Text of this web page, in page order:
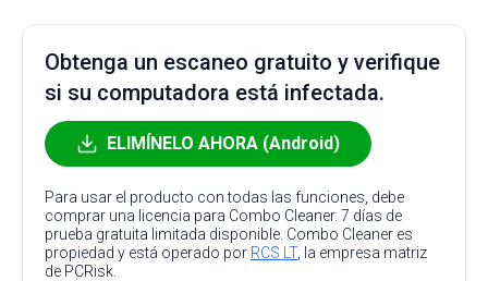
Obtenga un escaneo gratuito y verifique
si su computadora está infectada.
ELIMÍNELO AHORA (Android)
Para usar el producto con todas las funciones, debe
comprar una licencia para Combo Cleaner. 7 días de
prueba gratuita limitada disponible. Combo Cleaner es
propiedad y está operado por RCS LT, la empresa matriz
de PCRisk.